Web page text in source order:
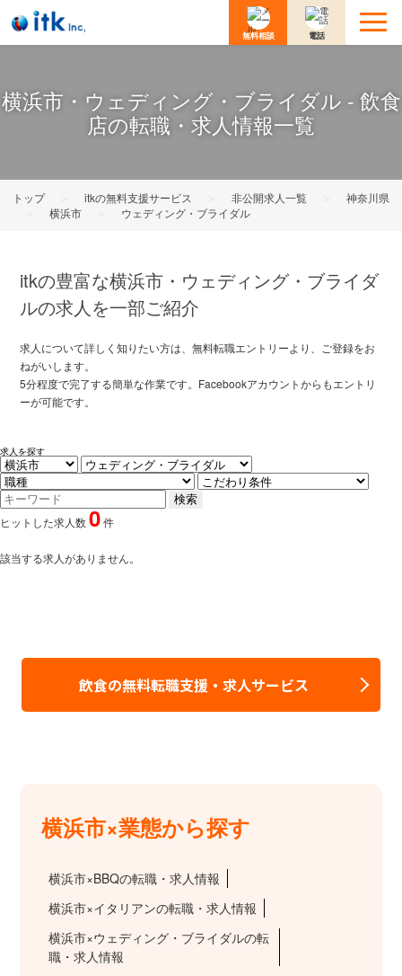
無料相談 電話
横浜市・ウェディング・ブライダル - 飲食
店の転職・求人情報一覧
トップ itkの無料支援サービス 非公開求人一覧
神奈川県
横浜市 ウェディング・ブライダル
itkの豊富な横浜市・ウェディング・ブライダ
ルの求人を一部ご紹介
求人について詳しく知りたい方は、無料転職エントリーより、ご登録をお
ねがいします。
5分程度で完了する簡単な作業です。Facebookアカウントからもエントリ
ーが可能です。
求人を探す
ヒットした求人数0件
該当する求人がありません。
飲食の無料転職支援・求人サービス
横浜市×業態から探す
横浜市×BBQの転職・求人情報
横浜市×イタリアンの転職・求人情報
横浜市×ウェディング・ブライダルの転
職・求人情報